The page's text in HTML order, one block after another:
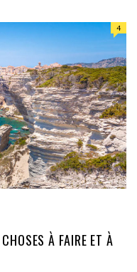
4
À FAIRE ET À